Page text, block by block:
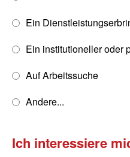
Ein
Ein institutioneller oder
Auf Arbeitssuche
Andere...
Ich interessiere